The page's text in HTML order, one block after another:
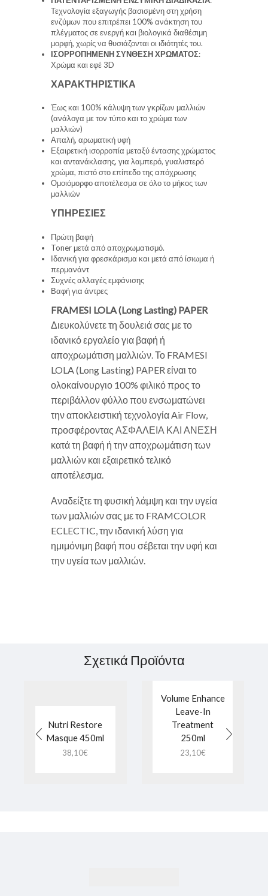
Τεχνολογία εξαγωγής βασισμένη στη χρήση
ενζύμων που επιτρέπει 100% ανάκτηση του
πλέγματος σε ενεργή και βιολογικά διαθέσιμη
μορφή, χωρίς να θυσιάζονται οι ιδιότητές του.
ΙΣΟΡΡΟΠΗΜΕΝΗ ΣΥΝΘΕΣΗ ΧΡΩΜΑΤΟΣ:
Χρώμα και εφέ 3D
ΧΑΡΑΚΤΗΡΙΣΤΙΚΑ
Έως και 100% κάλυψη των γκρίζων μαλλιών
(ανάλογα με τον τύπο και το χρώμα των
μαλλιών)
Απαλή, αρωματική υφή
Εξαιρετική ισορροπία μεταξύ έντασης χρώματος
και αντανάκλασης, για λαμπερό, γυαλιστερό
χρώμα, πιστό στο επίπεδο της απόχρωσης
Ομοιόμορφο αποτέλεσμα σε όλο το μήκος των
μαλλιών
ΥΠΗΡΕΣΙΕΣ
Πρώτη βαφή
Toner μετά από αποχρωματισμό.
Ιδανική για φρεσκάρισμα και μετά από ίσιωμα ή
περμανάντ
Συχνές αλλαγές εμφάνισης
Βαφή για άντρες
FRAMESI LOLA (Long Lasting) PAPER
Διευκολύνετε τη δουλειά σας με το
ιδανικό εργαλείο για βαφή ή
αποχρωμάτιση μαλλιών. Το FRAMESI
LOLA (Long Lasting) PAPER είναι το
ολοκαίνουργιο 100% φιλικό προς το
περιβάλλον φύλλο που ενσωματώνει
την αποκλειστική τεχνολογία Air Flow,
προσφέροντας ΑΣΦΑΛΕΙΑ ΚΑΙ ΑΝΕΣΗ
κατά τη βαφή ή την αποχρωμάτιση των
μαλλιών και εξαιρετικό τελικό
αποτέλεσμα.
Αναδείξτε τη φυσική λάμψη και την υγεία
των μαλλιών σας με το FRAMCOLOR
ECLECTIC, την ιδανική λύση για
ημιμόνιμη βαφή που σέβεται την υφή και
την υγεία των μαλλιών.
Σχετικά Προϊόντα
Nutri Restore
Masque 450ml
38,10€
Volume Enhance
Leave-In
Treatment
250ml
23,10€